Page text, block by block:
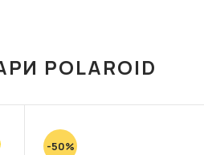
POLAROID
-50%